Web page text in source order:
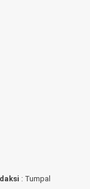
: Tumpal